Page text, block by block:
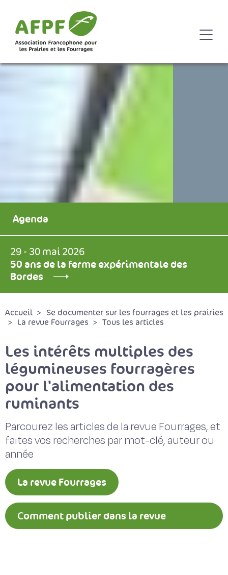
Agenda
29 - 30 mai 2026
50 ans de la ferme expérimentale des
Bordes
Accueil
Se documenter sur les fourrages et les prairies
La revue Fourrages
Tous les articles
Les intérêts multiples des
légumineuses fourragères
pour l'alimentation des
ruminants
Parcourez les articles de la revue Fourrages, et
faites vos recherches par mot-clé, auteur ou
année
La revue Fourrages
Comment publier dans la revue